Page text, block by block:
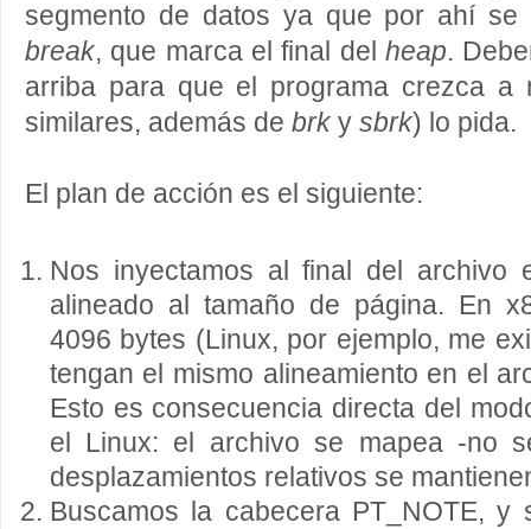
segmento de datos ya que por ahí
break, que marca el final del heap.
arriba para que el programa crezca a
similares, además de brk y sbrk) lo pida.
El plan de acción es el siguiente:
Nos inyectamos al final del archivo
alineado al tamaño de página. En
4096 bytes (Linux, por ejemplo, me
tengan el mismo alineamiento en el
Esto es consecuencia directa del
el Linux: el archivo se mapea -no
desplazamientos relativos se
Buscamos la cabecera PT_NOTE, y